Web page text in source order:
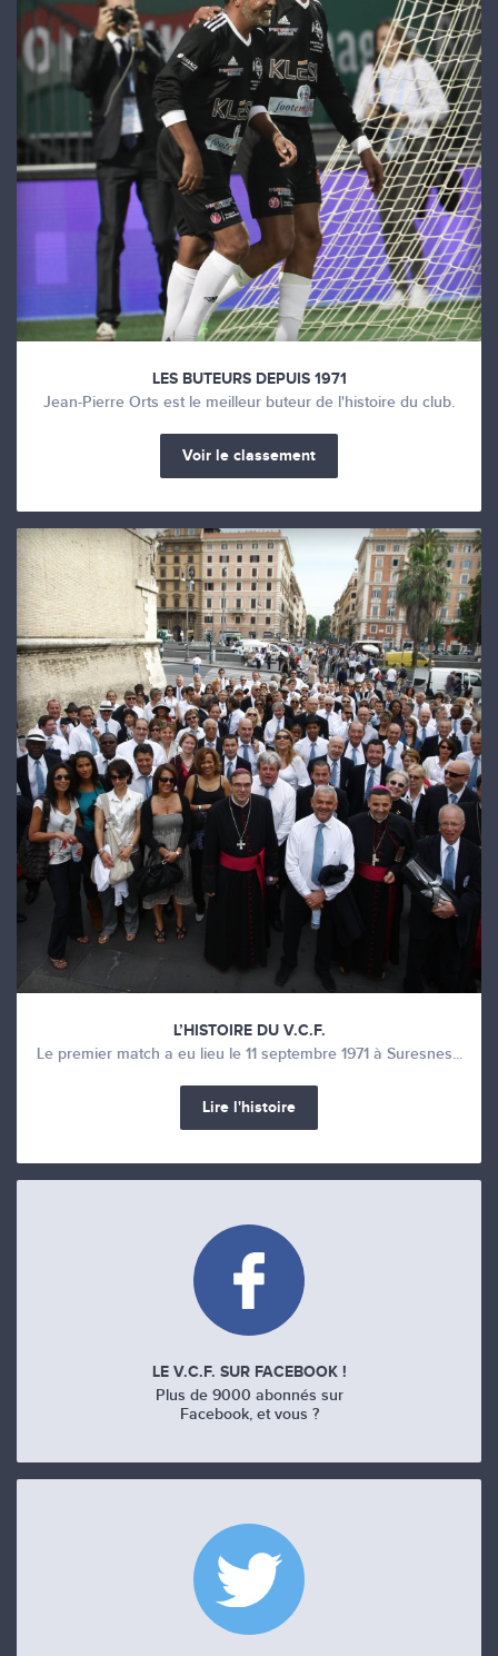
LES BUTEURS DEPUIS 1971
Jean-Pierre Orts est le meilleur buteur de l'histoire du club.
Voir le classement
L’HISTOIRE DU V.C.F.
Le premier match a eu lieu le 11 septembre 1971 à Suresnes...
Lire l'histoire
LE V.C.F. SUR FACEBOOK !
Plus de 9000 abonnés sur
Facebook, et vous ?